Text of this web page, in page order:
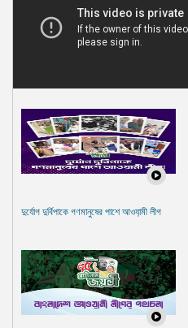
দুর্যোগ দুর্বিপাকে গণমানুষের পাশে আওযা়মী লীগ